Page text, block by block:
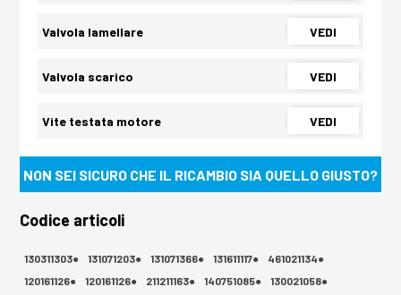
Valvola lamellare VEDI
Valvola scarico VEDI
Vite testata motore VEDI
NON SEI SICURO CHE IL RICAMBIO SIA QUELLO GIUSTO?
Codice articoli
130311303● 131071203● 131071366● 131611117●
461021134●
120161126●
120161126● 211211163● 140751085●
130021058●